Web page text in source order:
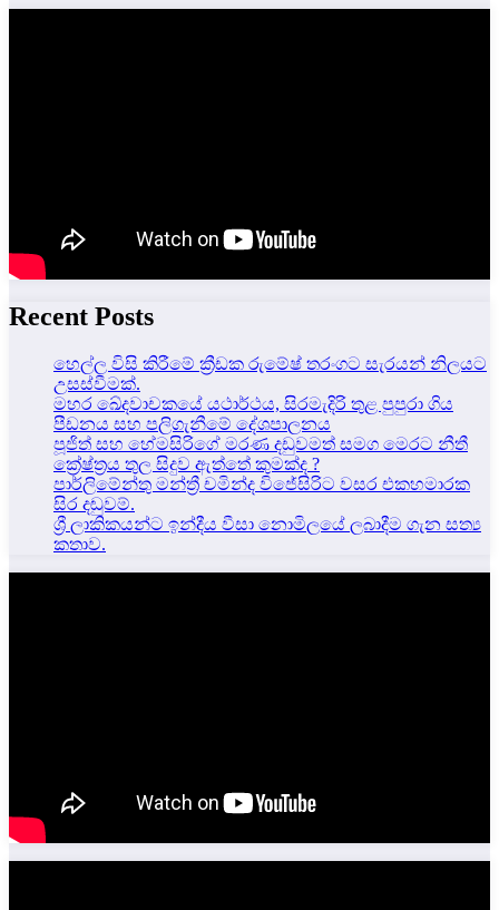
Recent Posts
හෙල්ල විසි කිරීමේ ක්‍රීඩක රුමේෂ් තරංගට සැරයන් නිලයට
උසස්වීමක්.
මහර ඛේදවාචකයේ යථාර්ථය, සිරමැදිරි තුළ පුපුරා ගිය
පීඩනය සහ පලිගැනීමේ දේශපාලනය
පූජිත් සහ හේමසිරිගේ මරණ දඩුවමත් සමග මෙරට නීතී
ක්‍රේෂ්ත්‍රය තුල සිදුව ඇත්තේ කුමක්ද ?
පාර්ලිමේන්තු මන්ත්‍රී චමින්ද විජේසිරිට වසර එකහමාරක
සිර දඬුවම්.
ශ්‍රී ලාකිකයන්ට ඉන්දීය වීසා නොමිලයේ ලබාදීම ගැන සත්‍ය
කතාව.